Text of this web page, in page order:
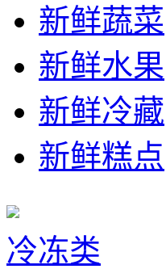
新鲜蔬菜
新鲜水果
新鲜冷藏
新鲜糕点
冷冻类